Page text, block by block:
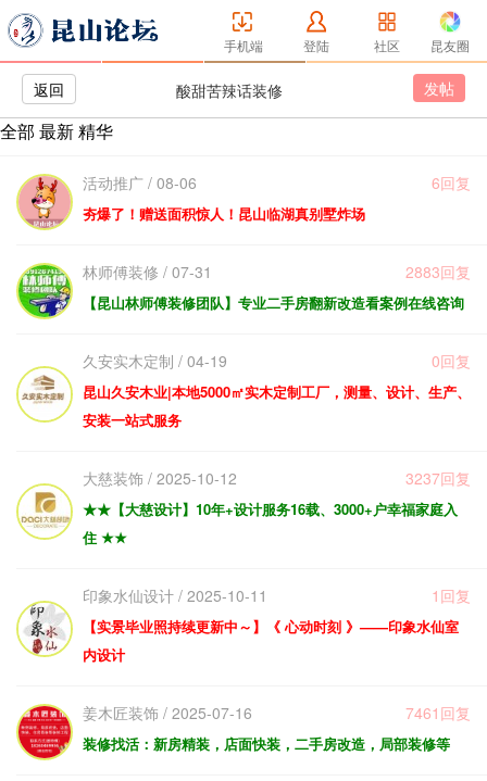
手机端 登陆 社区 昆友圈
返回 酸甜苦辣话装修 发帖
全部 最新精华
活动推广 / 08-06 6回复
夯爆了！赠送面积惊人！昆山临湖真别墅炸场
林师傅装修 / 07-31 2883回复
【昆山林师傅装修团队】专业二手房翻新改造看案例在线咨询
久安实木定制 / 04-19 0回复
昆山久安木业|本地5000㎡实木定制工厂，测量、设计、生产、
安装一站式服务
大慈装饰 / 2025-10-12 3237回复
★★【大慈设计】10年+设计服务16载、3000+户幸福家庭入
住 ★★
印象水仙设计 / 2025-10-11 1回复
【实景毕业照持续更新中～】《 心动时刻 》——印象水仙室
内设计
姜木匠装饰 / 2025-07-16 7461回复
装修找活：新房精装，店面快装，二手房改造，局部装修等